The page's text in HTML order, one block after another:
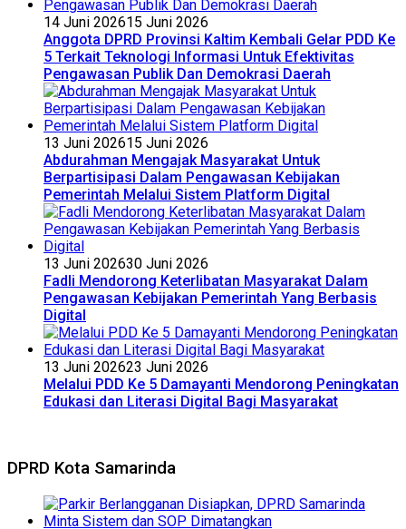
14 Juni 202615 Juni 2026
Anggota DPRD Provinsi Kaltim Kembali Gelar PDD Ke
5 Terkait Teknologi Informasi Untuk Efektivitas
Pengawasan Publik Dan Demokrasi Daerah
13 Juni 202615 Juni 2026
Abdurahman Mengajak Masyarakat Untuk
Berpartisipasi Dalam Pengawasan Kebijakan
Pemerintah Melalui Sistem Platform Digital
13 Juni 202630 Juni 2026
Fadli Mendorong Keterlibatan Masyarakat Dalam
Pengawasan Kebijakan Pemerintah Yang Berbasis
Digital
13 Juni 202623 Juni 2026
Melalui PDD Ke 5 Damayanti Mendorong Peningkatan
Edukasi dan Literasi Digital Bagi Masyarakat
DPRD Kota Samarinda